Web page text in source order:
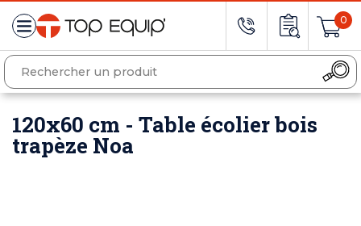
0
120x60 cm - Table écolier bois
trapèze Noa